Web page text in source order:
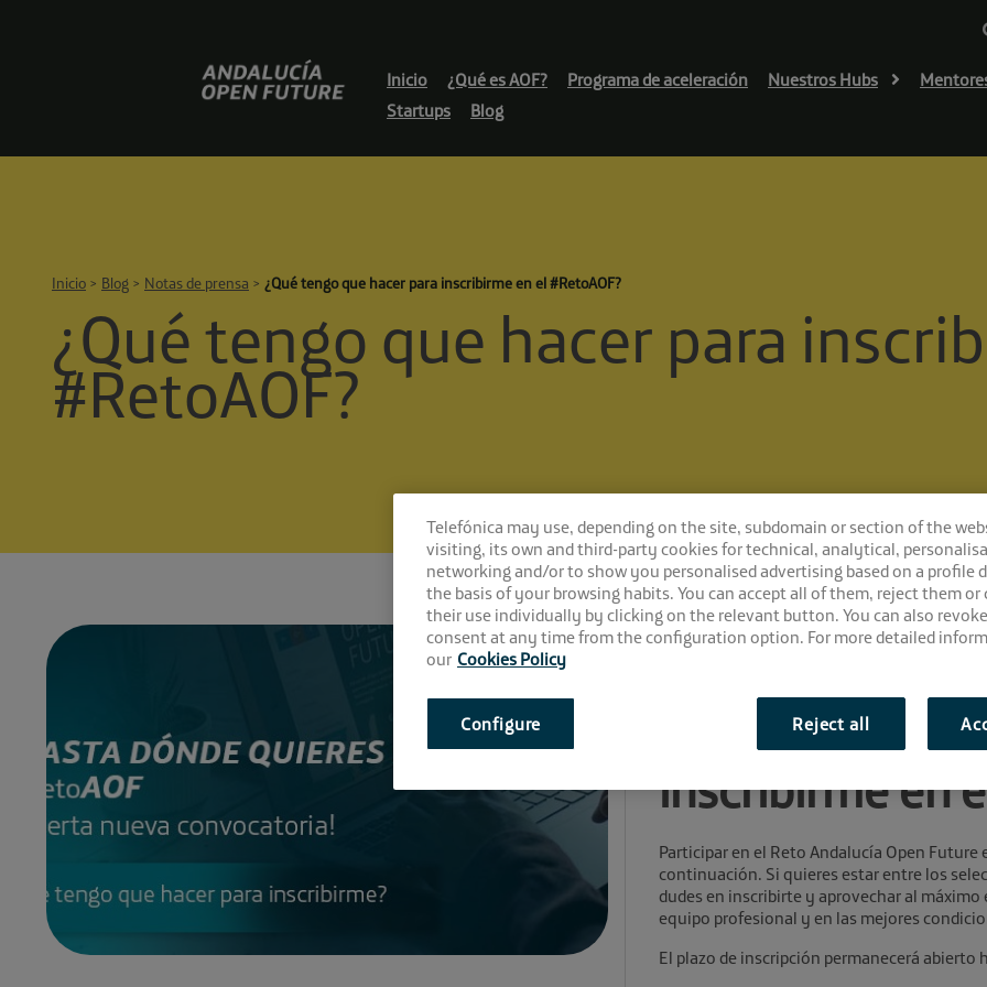
Andalucía
Open
Inicio ¿Qué es AOF? Programa de aceleración Nuestros Hubs
Startups
Blog
Inicio > Blog > Notas de prensa > ¿Qué tengo que hacer para inscribirme en el #RetoAOF?
¿Qué tengo que hacer para
#RetoAOF?
¿Qué tengo
inscribirme en
Participar en el Reto Andalucía Open
continuación. Si quieres estar entre los
dudes en inscribirte y aprovechar al
equipo profesional y en las mejores
El plazo de inscripción permanecerá abierto
Telefónica may use, depending on the site, subdomain or section of the
visiting, its own and third-party cookies for technical, analytical,
networking and/or to show you personalised advertising based on a profile
the basis of your browsing habits. You can accept all of them, reject them or
their use individually by clicking on the relevant button. You can also
consent at any time from the configuration option. For more detailed
our Cookies Policy
Reject all
Configure